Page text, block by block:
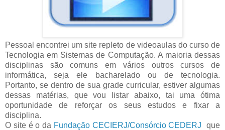
Pessoal encontrei um site repleto de videoaulas do curso de
Tecnologia em Sistemas de Computação. A maioria dessas
disciplinas são comuns em vários outros cursos de
informática, seja ele bacharelado ou de tecnologia.
Portanto, se dentro de sua grade curricular, estiver algumas
dessas matérias, que vou listar abaixo, tai uma ótima
oportunidade de reforçar os seus estudos e fixar a
disciplina.
O site é o da Fundação CECIERJ/Consórcio CEDERJ que